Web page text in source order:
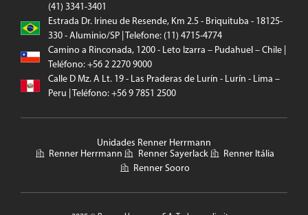
(41) 3341-3401
Estrada Dr. Irineu de Resende, Km 2.5 - Briquituba - 18125-
330 - Aluminio/SP | Telefone: (11) 4715-4774
Camino a Rinconada, 1200 - Leto Izarra – Pudahuel – Chile |
Teléfono: +56 2 2270 9000
Calle D Mz. A Lt. 19 - Las Praderas de Lurín - Lurín - Lima –
Peru | Teléfono: +56 9 7851 2500
Unidades Renner Herrmann
Renner Herrmann
Renner Sayerlack
Renner Itália
Renner Sooro